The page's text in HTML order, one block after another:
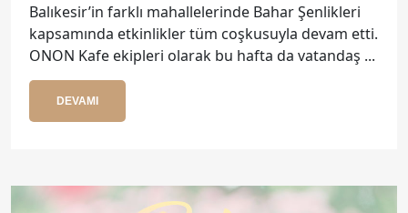
Balıkesir’in farklı mahallelerinde Bahar Şenlikleri
kapsamında etkinlikler tüm coşkusuyla devam etti.
ONON Kafe ekipleri olarak bu hafta da vatandaş ...
DEVAMI